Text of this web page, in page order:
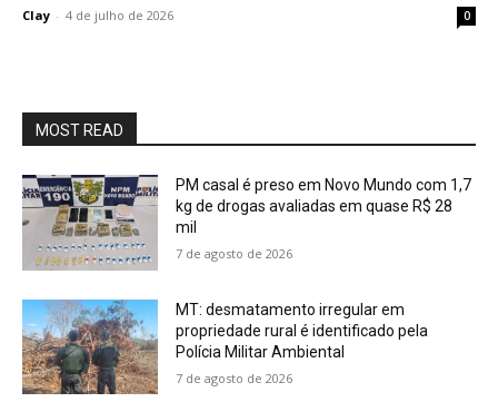
Clay - 4 de julho de 2026 0
MOST READ
PM casal é preso em Novo Mundo com 1,7
kg de drogas avaliadas em quase R$ 28
mil
7 de agosto de 2026
MT: desmatamento irregular em
propriedade rural é identificado pela
Polícia Militar Ambiental
7 de agosto de 2026